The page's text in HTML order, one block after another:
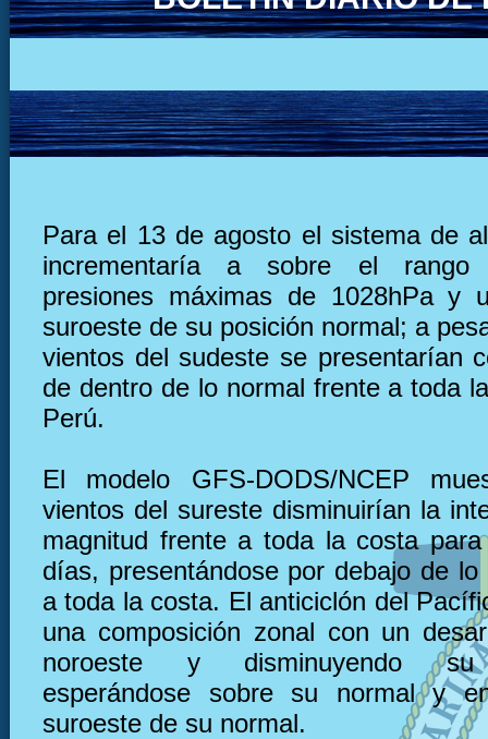
Para el 13 de agosto el sistema de
incrementaría a sobre el rango
presiones máximas de 1028hPa y
suroeste de su posición normal; a
vientos del sudeste se presentarían
de dentro de lo normal frente a toda
Perú.
El modelo GFS-DODS/NCEP
vientos del sureste disminuirían la
magnitud frente a toda la costa
días, presentándose por debajo de lo
a toda la costa. El anticiclón del
una composición zonal con un
noroeste y disminuyendo su
esperándose sobre su normal y
suroeste de su normal.